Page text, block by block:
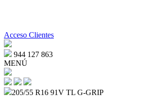
Acceso Clientes
944 127 863
MENÚ
205/55 R16 91V TL G-GRIP